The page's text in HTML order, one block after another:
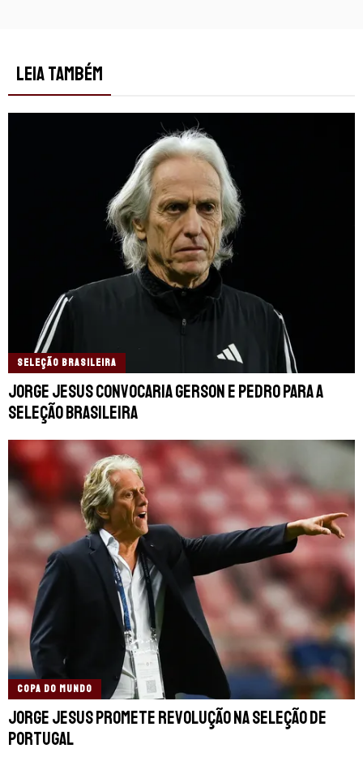
LEIA TAMBÉM
SELEÇÃO BRASILEIRA
Jorge Jesus convocaria Gerson e Pedro para a
Seleção Brasileira
COPA DO MUNDO
Jorge Jesus promete revolução na Seleção de
Portugal